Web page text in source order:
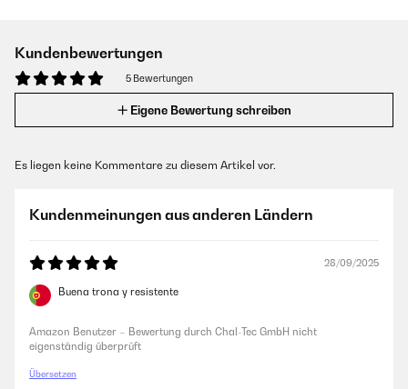
Kundenbewertungen
5 Bewertungen
Eigene Bewertung schreiben
Es liegen keine Kommentare zu diesem Artikel vor.
Kundenmeinungen aus anderen Ländern
28/09/2025
Buena trona y resistente
Amazon Benutzer – Bewertung durch Chal-Tec GmbH nicht
eigenständig überprüft
Übersetzen